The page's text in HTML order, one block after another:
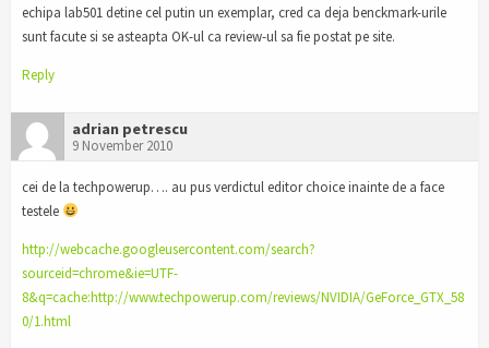
echipa lab501 detine cel putin un exemplar, cred ca deja benckmark-urile
sunt facute si se asteapta OK-ul ca review-ul sa fie postat pe site.
Reply
adrian petrescu
9 November 2010
cei de la techpowerup…. au pus verdictul editor choice inainte de a face
testele
http://webcache.googleusercontent.com/search?
sourceid=chrome&ie=UTF-
8&q=cache:http://www.techpowerup.com/reviews/NVIDIA/GeForce_GTX_58
0/1.html